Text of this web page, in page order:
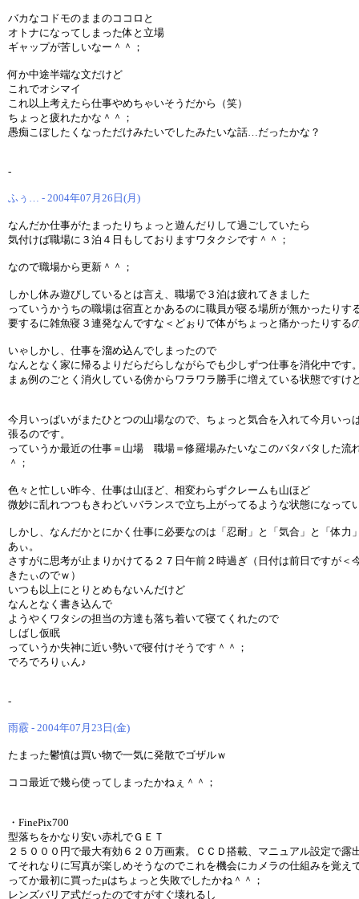
バカなコドモのままのココロと
オトナになってしまった体と立場
ギャップが苦しいなー＾＾；
何か中途半端な文だけど
これでオシマイ
これ以上考えたら仕事やめちゃいそうだから（笑）
ちょっと疲れたかな＾＾；
愚痴こぼしたくなっただけみたいでしたみたいな話…だったかな？
-
ふぅ… - 2004年07月26日(月)
なんだか仕事がたまったりちょっと遊んだりして過ごしていたら
気付けば職場に３泊４日もしておりますワタクシです＾＾；
なので職場から更新＾＾；
しかし休み遊びしているとは言え、職場で３泊は疲れてきました
っていうかうちの職場は宿直とかあるのに職員が寝る場所が無かったりす
要するに雑魚寝３連発なんですな＜どぉりで体がちょっと痛かったりする
いゃしかし、仕事を溜め込んでしまったので
なんとなく家に帰るよりだらだらしながらでも少しずつ仕事を消化中です
まぁ例のごとく消火している傍からワラワラ勝手に増えている状態ですけ
今月いっぱいがまたひとつの山場なので、ちょっと気合を入れて今月いっ
張るのです。
っていうか最近の仕事＝山場 職場＝修羅場みたいなこのバタバタした流
＾；
色々と忙しい昨今、仕事は山ほど、相変わらずクレームも山ほど
微妙に乱れつつもきわどいバランスで立ち上がってるような状態になっ
しかし、なんだかとにかく仕事に必要なのは「忍耐」と「気合」と「体力
あぃ。
さすがに思考が止まりかけてる２７日午前２時過ぎ（日付は前日ですが＜
きたぃのでｗ）
いつも以上にとりとめもないんだけど
なんとなく書き込んで
ようやくワタシの担当の方達も落ち着いて寝てくれたので
しばし仮眠
っていうか失神に近い勢いで寝付けそうです＾＾；
でろでろりぃん♪
-
雨霰 - 2004年07月23日(金)
たまった鬱憤は買い物で一気に発散でゴザルｗ
ココ最近で幾ら使ってしまったかねぇ＾＾；
・FinePix700
型落ちをかなり安い赤札でＧＥＴ
２５０００円で最大有効６２０万画素。ＣＣＤ搭載、マニュアル設定で
てそれなりに写真が楽しめそうなのでこれを機会にカメラの仕組みを覚え
ってか最初に買ったμはちょっと失敗でしたかね＾＾；
レンズバリア式だったのですがすぐ壊れるし